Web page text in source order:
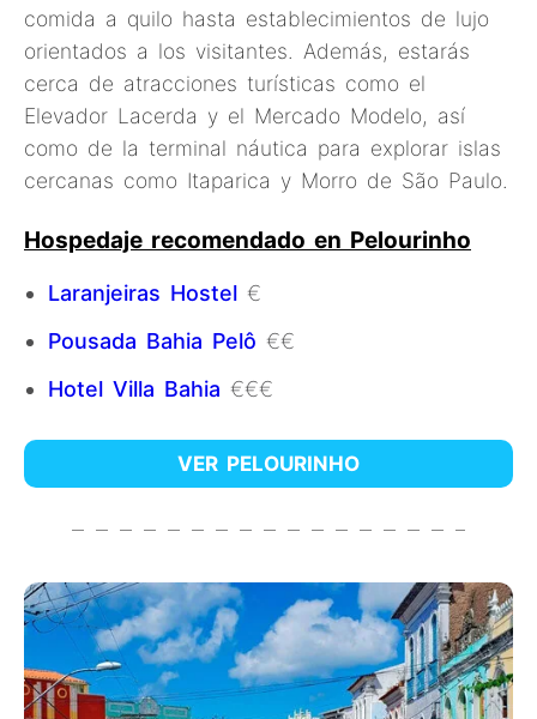
comida a quilo hasta establecimientos de lujo
orientados a los visitantes. Además, estarás
cerca de atracciones turísticas como el
Elevador Lacerda y el Mercado Modelo, así
como de la terminal náutica para explorar islas
cercanas como Itaparica y Morro de São Paulo.
Hospedaje recomendado en Pelourinho
Laranjeiras Hostel €
Pousada Bahia Pelô €€
Hotel Villa Bahia €€€
VER PELOURINHO